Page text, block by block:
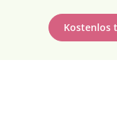
Kostenlos